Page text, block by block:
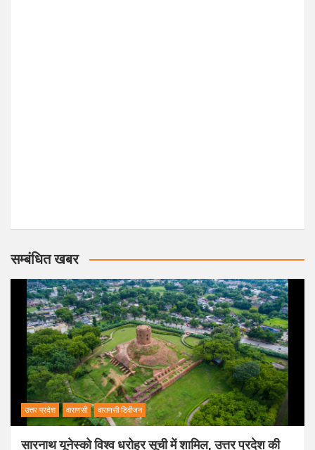
सम्बंधित खबर
उत्तर प्रदेश वाराणसी वाराणसी डिवीजन
सारनाथ यूनेस्को विश्व धरोहर सूची में शामिल, उत्तर प्रदेश की